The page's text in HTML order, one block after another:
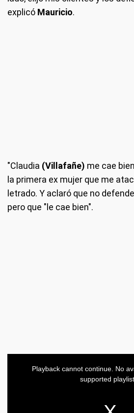
explicó Mauricio.
"Claudia (Villafañe) me cae
la primera ex mujer que me
letrado. Y aclaró que no
pero que "le cae bien".